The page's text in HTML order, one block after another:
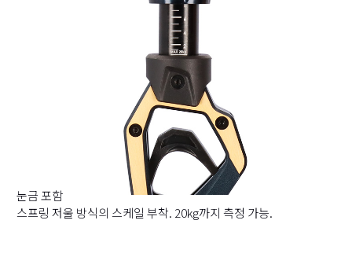
눈금 포함
스프링 저울 방식의 스케일 부착. 20kg까지 측정 가능.